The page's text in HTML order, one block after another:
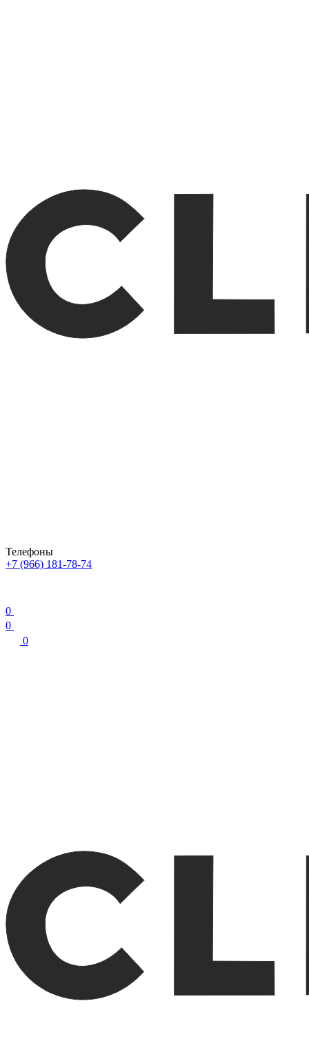
Телефоны
+7 (966) 181-78-74
0
0
0